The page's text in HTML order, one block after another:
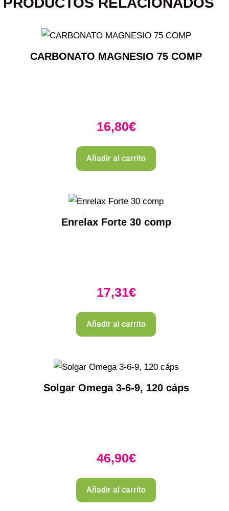
CARBONATO MAGNESIO 75 COMP
16,80€
Añadir al carrito
Enrelax Forte 30 comp
17,31€
Añadir al carrito
Solgar Omega 3-6-9, 120 cáps
46,90€
Añadir al carrito